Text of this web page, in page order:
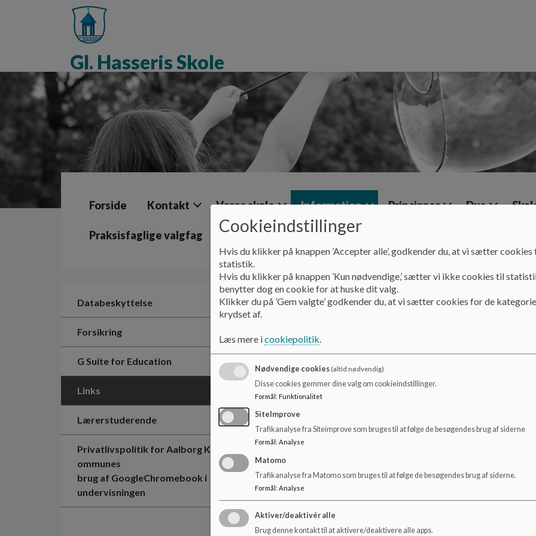
i
n
d
Gl. Hasseris Skole
Forside Kontakt Vores skole Information Principper Dus
Praksisfaglige valgfag
Databeskyttelse
Forsikring
G Suite for Education
Links
Lærerstuderende
Privatlivspolitik for Aalborg K
ommunes
brug af GoogleChromebook i
undervisningen
Information Links
Siden indeholder links til forskellige samarbejdspartnere.
Ungdomsskolen og kulturskolen
PPR
Hasseris Skolernes Lejrhytte
Cookieindstillinger
Hvis du klikker på knappen ’Accepter alle’, godkender du, at vi sætter
statistik.
Hvis du klikker på knappen ’Kun nødvendige,’ sætter vi ikke cookies til
benytter dog en cookie for at huske dit valg.
Klikker du på ’Gem valgte’ godkender du, at vi sætter cookies for de
krydset af.
Læs mere icookiepolitik.
Nødvendige cookies(altid nødvendig)
Disse cookies gemmer dine valg om cookieindstillinger.
Formål: Funktionalitet
SiteImprove
Trafikanalyse fra Siteimprove som bruges til at følge de besøgendes brug af siderne
Formål : Analyse
Matomo
Trafikanalyse fra Matomo som bruges til at følge de besøgendes brug af siderne.
Formål : Analyse
Aktiver/deaktivér alle
Brug denne kontakt til at aktivere/deaktivere alle apps.